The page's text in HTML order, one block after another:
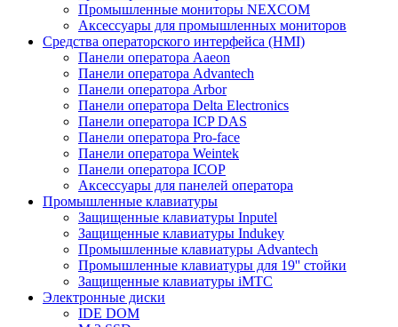
Промышленные мониторы NEXCOM
Аксессуары для промышленных мониторов
Средства операторского интерфейса (HMI)
Панели оператора Aaeon
Панели оператора Advantech
Панели оператора Arbor
Панели оператора Delta Electronics
Панели оператора ICP DAS
Панели оператора Pro-face
Панели оператора Weintek
Панели оператора ICOP
Аксессуары для панелей оператора
Промышленные клавиатуры
Защищенные клавиатуры Inputel
Защищенные клавиатуры Indukey
Промышленные клавиатуры Advantech
Промышленные клавиатуры для 19'' стойки
Защищенные клавиатуры iMTC
Электронные диски
IDE DOM